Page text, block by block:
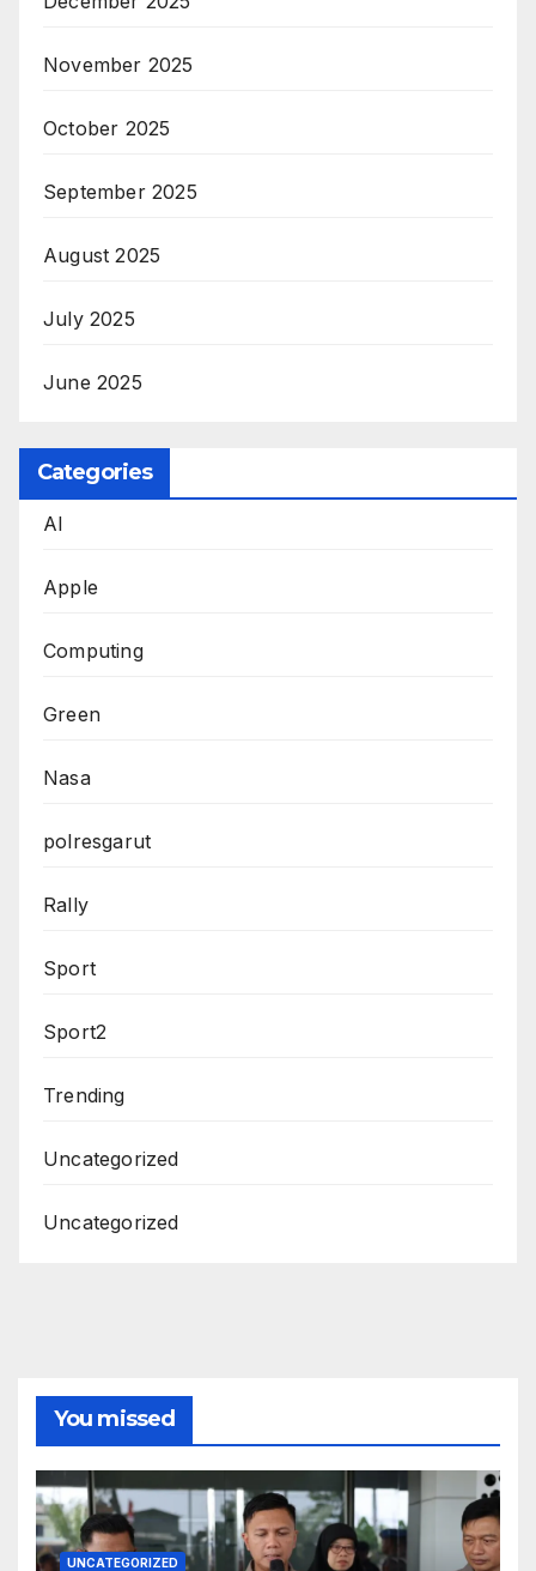
November 2025
October 2025
September 2025
August 2025
July 2025
June 2025
Categories
AI
Apple
Computing
Green
Nasa
polresgarut
Rally
Sport
Sport2
Trending
Uncategorized
Uncategorized
You missed
UNCATEGORIZED